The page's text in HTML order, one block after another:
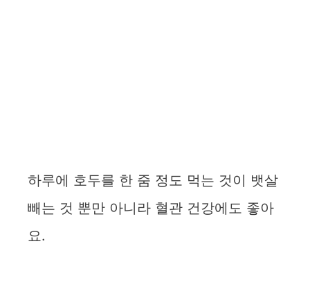
하루에 호두를 한 줌 정도 먹는 것이 뱃살
빼는 것 뿐만 아니라 혈관 건강에도 좋아
요.